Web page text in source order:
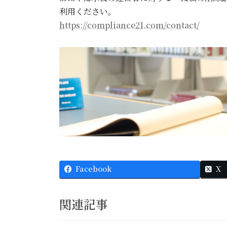
利用ください。
https://compliance21.com/contact/
Facebook X
関連記事